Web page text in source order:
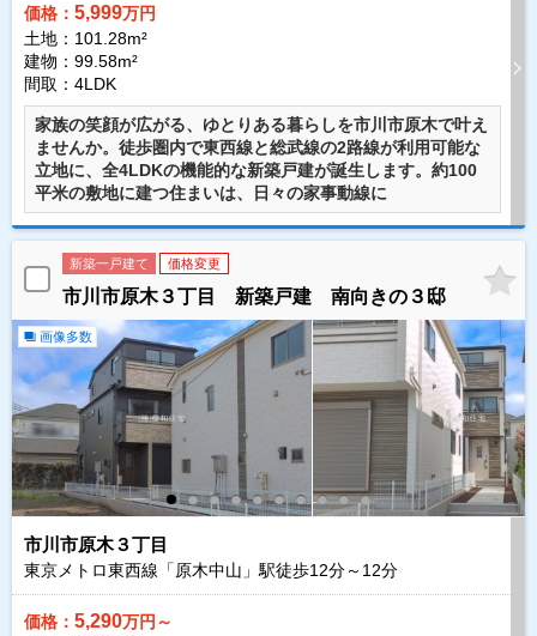
価格： 5,999万円
土地：101.28m²
建物：99.58m²
間取：4LDK
家族の笑顔が広がる、ゆとりある暮らしを市川市原木で叶え
ませんか。徒歩圏内で東西線と総武線の2路線が利用可能な
立地に、全4LDKの機能的な新築戸建が誕生します。約100
平米の敷地に建つ住まいは、日々の家事動線に
新築一戸建て 価格変更
市川市原木３丁目 新築戸建 南向きの３邸
画像多数
市川市原木３丁目
東京メトロ東西線「原木中山」駅徒歩12分～ 12分
価格： 5,290万円～